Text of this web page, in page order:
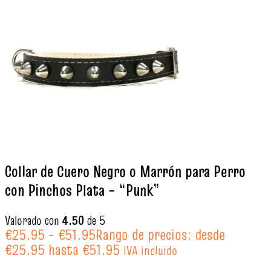
Collar de Cuero Negro o Marrón para Perro
con Pinchos Plata – “Punk”
Valorado con 4.50de 5
€25.95 - €51.95Rango de precios: desde
€25.95 hasta €51.95 IVA incluido